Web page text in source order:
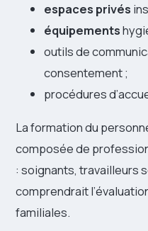
espaces privés
équipements
outils de
consentement ;
procédures
La formation du
composée de
: soignants, travailleurs
comprendrait
familiales.